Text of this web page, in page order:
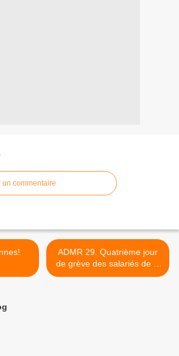
un commentaire
ADMR 29. Quatrième jour
de grève des salariés de la
fédération (Le Tél) >